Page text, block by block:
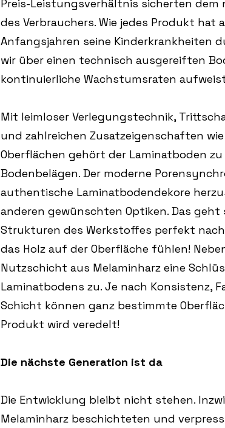
Preis-Leistungsverhältnis sicherten dem
des Verbrauchers. Wie jedes Produkt
Anfangsjahren seine Kinderkrankheiten
wir über einen technisch ausgereiften
kontinuierliche Wachstumsraten
Mit leimloser Verlegungstechnik,
und zahlreichen Zusatzeigenschaften
Oberflächen gehört der Laminatboden
Bodenbelägen. Der moderne
authentische Laminatbodendekore
anderen gewünschten Optiken. Das
Strukturen des Werkstoffes perfekt
das Holz auf der Oberfläche fühlen!
Nutzschicht aus Melaminharz eine
Laminatbodens zu. Je nach Konsistenz,
Schicht können ganz bestimmte
Produkt wird veredelt!
Die nächste Generation ist da
Die Entwicklung bleibt nicht stehen.
Melaminharz beschichteten und